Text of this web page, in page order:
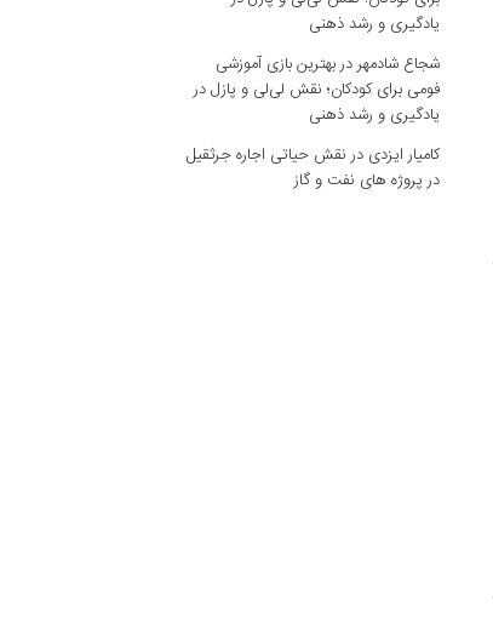
یادگیری و رشد ذهنی
شجاع شادمهردربهترین بازی آموزشی
فومی برای کودکان؛ نقش لی‌لی و پازل در
یادگیری و رشد ذهنی
کامیار ایزدی درنقش حیاتی اجاره جرثقیل
در پروژه های نفت و گاز